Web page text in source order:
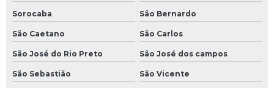
Sorocaba São Bernardo
São Caetano São Carlos
São José do Rio Preto São José dos campos
São Sebastião São Vicente